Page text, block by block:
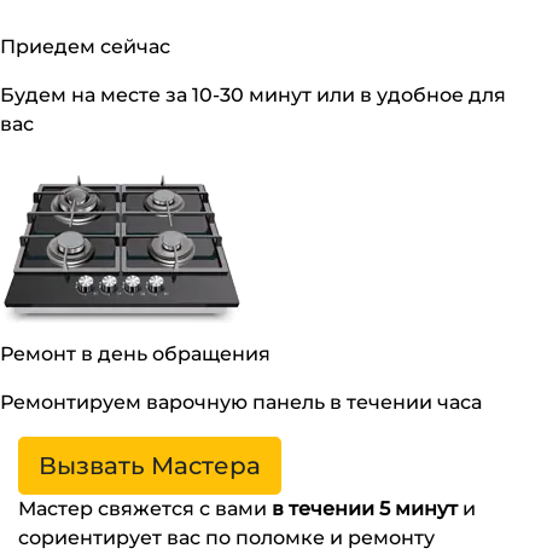
Приедем сейчас
Будем на месте за 10-30 минут или в удобное для
вас
Ремонт в день обращения
Ремонтируем варочную панель в течении часа
Вызвать Мастера
Мастер свяжется с вами в течении 5 минути
сориентирует вас по поломке и ремонту